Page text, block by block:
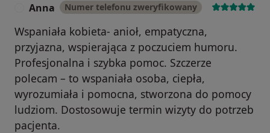
Anna Numer telefonu zweryfikowany
Wspaniała kobieta- anioł, empatyczna,
przyjazna, wspierająca z poczuciem humoru.
Profesjonalna i szybka pomoc. Szczerze
polecam – to wspaniała osoba, ciepła,
wyrozumiała i pomocna, stworzona do pomocy
ludziom. Dostosowuje termin wizyty do potrzeb
pacjenta.